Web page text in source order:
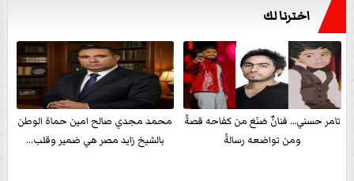
اخترنا لك
تامر حسني… فنانٌ صَنَعَ من كفاحه قصةً
ومن تواضعه رسالةً
محمد مجدي صالح امين حماة الوطن
بالشيخ زايد مصر هي ضمير وقلب...